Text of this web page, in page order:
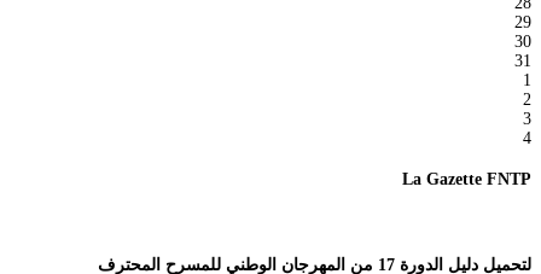
29
30
31
1
2
3
4
La Gazette FNTP
لتحميل دليل الدورة 17 من المهرجان الوطني للمسرح المحترف